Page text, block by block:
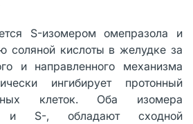
S-изомером омепразола и
соляной кислоты в желудке за
и направленного механизма
ингибирует протонный
клеток. Оба изомера
и S-, обладают сходной